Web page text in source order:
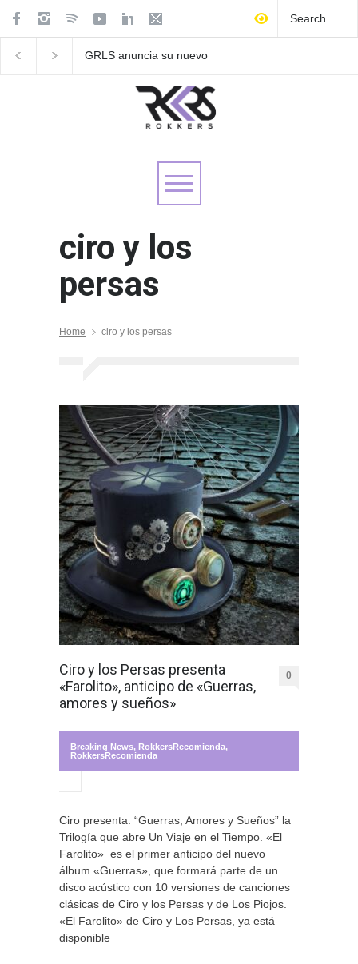
GRLS anuncia su nuevo
ciro y los
persas
Home ciro y los persas
Ciro y los Persas presenta
«Farolito», anticipo de «Guerras,
amores y sueños»
0
Breaking News, RokkersRecomienda,
RokkersRecomienda
Ciro presenta: “Guerras, Amores y Sueños” la
Trilogía que abre Un Viaje en el Tiempo. «El
Farolito» es el primer anticipo del nuevo
álbum «Guerras», que formará parte de un
disco acústico con 10 versiones de canciones
clásicas de Ciro y los Persas y de Los Piojos.
«El Farolito» de Ciro y Los Persas, ya está
disponible